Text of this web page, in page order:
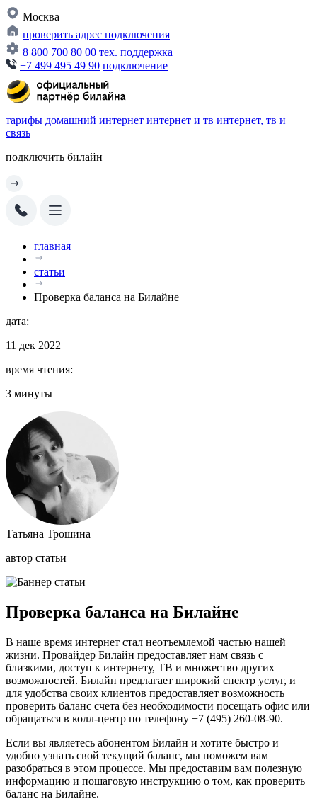
Москва
проверить адрес подключения
8 800 700 80 00 тех. поддержка
+7 499 495 49 90 подключение
тарифы домашний интернет интернет и тв интернет, тв и
связь
подключить билайн
главная
статьи
Проверка баланса на Билайне
дата:
11 дек 2022
время чтения:
3 минуты
Татьяна Трошина
автор статьи
Проверка баланса на Билайне
В наше время интернет стал неотъемлемой частью нашей
жизни. Провайдер Билайн предоставляет нам связь с
близкими, доступ к интернету, ТВ и множество других
возможностей. Билайн предлагает широкий спектр услуг, и
для удобства своих клиентов предоставляет возможность
проверить баланс счета без необходимости посещать офис или
обращаться в колл-центр по телефону +7 (495) 260-08-90.
Если вы являетесь абонентом Билайн и хотите быстро и
удобно узнать свой текущий баланс, мы поможем вам
разобраться в этом процессе. Мы предоставим вам полезную
информацию и пошаговую инструкцию о том, как проверить
баланс на Билайне.